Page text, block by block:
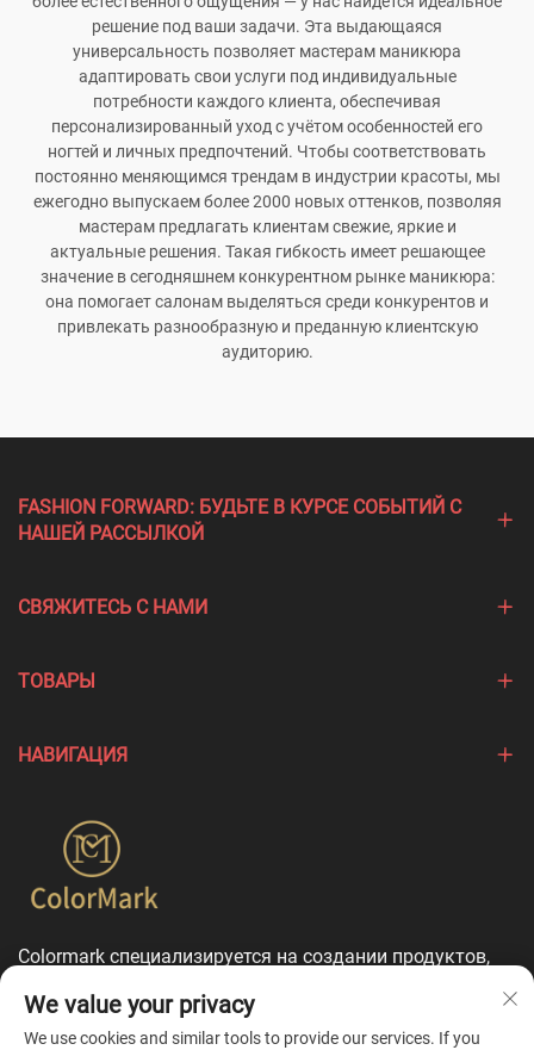
решение под ваши задачи. Эта выдающаяся
универсальность позволяет мастерам маникюра
адаптировать свои услуги под индивидуальные
потребности каждого клиента, обеспечивая
персонализированный уход с учётом особенностей его
ногтей и личных предпочтений. Чтобы соответствовать
постоянно меняющимся трендам в индустрии красоты, мы
ежегодно выпускаем более 2000 новых оттенков, позволяя
мастерам предлагать клиентам свежие, яркие и
актуальные решения. Такая гибкость имеет решающее
значение в сегодняшнем конкурентном рынке маникюра:
она помогает салонам выделяться среди конкурентов и
привлекать разнообразную и преданную клиентскую
аудиторию.
FASHION FORWARD: БУДЬТЕ В КУРСЕ СОБЫТИЙ С
НАШЕЙ РАССЫЛКОЙ
СВЯЖИТЕСЬ С НАМИ
ТОВАРЫ
НАВИГАЦИЯ
Colormark специализируется на создании продуктов,
брендов, и предлагает комплексные услуги по
индивидуальной настройке.
We value your privacy
We use cookies and similar tools to provide our services. If you